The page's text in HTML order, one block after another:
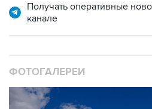
Получать оперативные
канале
ФОТОГАЛЕРЕИ